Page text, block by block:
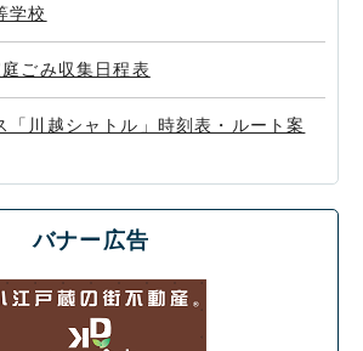
学校
ごみ収集日程表
「川越シャトル」時刻表・ルート案
バナー広告